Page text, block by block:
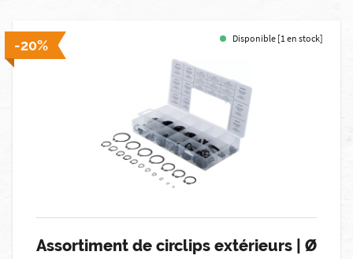
-20% Disponible [1 en stock]
Assortiment de circlips extérieurs | Ø